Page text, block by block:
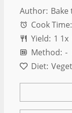
Author:
Cook Time:
Yield: 1 1x
Method: -
Diet: